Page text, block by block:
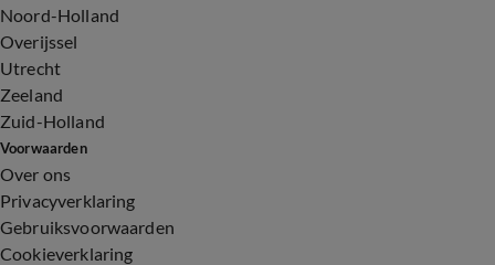
Noord-Holland
Overijssel
Utrecht
Zeeland
Zuid-Holland
Voorwaarden
Over ons
Privacyverklaring
Gebruiksvoorwaarden
Cookieverklaring